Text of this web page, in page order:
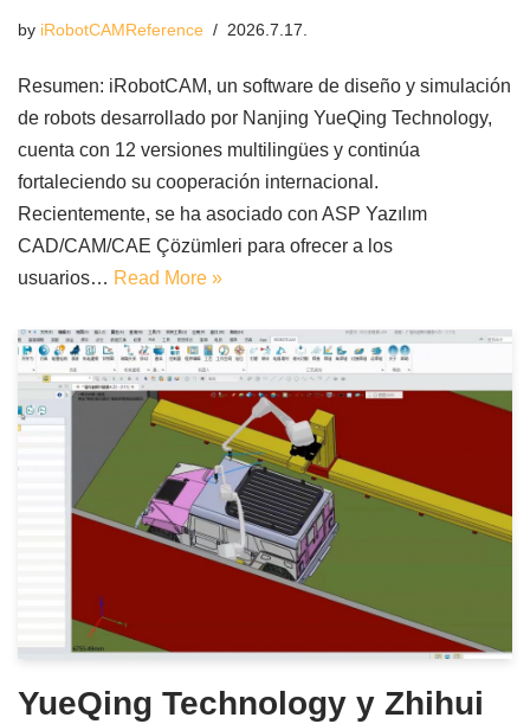
by iRobotCAMReference 2026.7.17.
Resumen: iRobotCAM, un software de diseño y simulación
de robots desarrollado por Nanjing YueQing Technology,
cuenta con 12 versiones multilingües y continúa
fortaleciendo su cooperación internacional.
Recientemente, se ha asociado con ASP Yazılım
CAD/CAM/CAE Çözümleri para ofrecer a los
usuarios… Read More »
YueQing Technology y Zhihui